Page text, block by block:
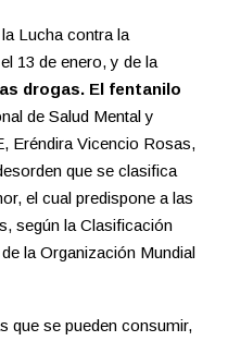
Lucha contra la
13 de enero, y de la
drogas. El fentanilo
de Salud Mental y
Eréndira Vicencio Rosas,
que se clasifica
el cual predispone a las
según la Clasificación
la Organización Mundial
que se pueden consumir,